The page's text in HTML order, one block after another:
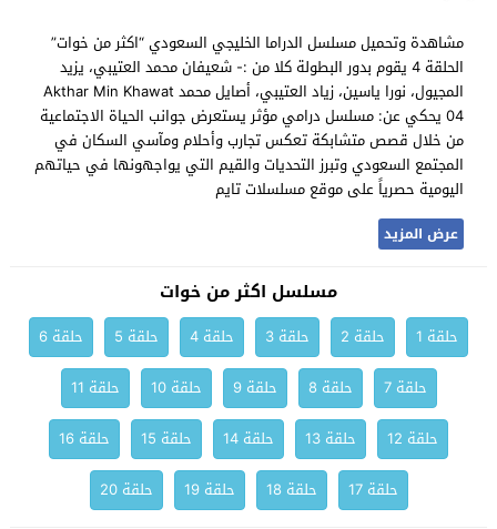
مشاهدة وتحميل مسلسل الدراما الخليجي السعودي “اكثر من خوات”
الحلقة 4 يقوم بدور البطولة كلا من :- شعيفان محمد العتيبي، يزيد
المجيول، نورا ياسين، زياد العتيبي، أصايل محمد Akthar Min Khawat
04 يحكي عن: مسلسل درامي مؤثر يستعرض جوانب الحياة الاجتماعية
من خلال قصص متشابكة تعكس تجارب وأحلام ومآسي السكان في
المجتمع السعودي وتبرز التحديات والقيم التي يواجهونها في حياتهم
اليومية حصرياً على موقع مسلسلات تايم
عرض المزيد
مسلسل اكثر من خوات
حلقة 1 حلقة 2 حلقة 3 حلقة 4 حلقة 5
حلقة 6
حلقة 7
حلقة 8 حلقة 9 حلقة 10
حلقة 11
حلقة 12
حلقة 13 حلقة 14 حلقة 15
حلقة 16
حلقة 17
حلقة 18 حلقة 19 حلقة 20